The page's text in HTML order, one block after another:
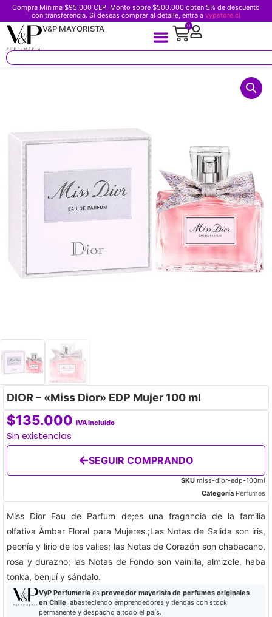
Compra Minima $95.000 CLP. Monto sobre $500.000 obten 5% de descuento
con transferencia. Si deseas comprar al detalle, entra a vypstore.cl
V&P MAYORISTA 0
DIOR – «Miss Dior» EDP Mujer 100 ml
$135.000 IVA Incluido
Sin existencias
SEGUIR COMPRANDO
SKU miss-dior-edp-100ml
Categoría Perfumes
Miss Dior Eau de Parfum de;es una fragancia de la familia
olfativa Ámbar Floral para Mujeres.;Las Notas de Salida son iris,
peonía y lirio de los valles; las Notas de Corazón son chabacano,
rosa y durazno; las Notas de Fondo son vainilla, almizcle, haba
tonka, benjuí y sándalo.
VyP Perfumeríaes proveedor mayorista de perfumes originales
en Chile, abasteciendo emprendedores y tiendas con stock
permanente y despacho a todo el país.